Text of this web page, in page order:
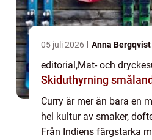
05 juli 2026 Anna Bergqvist
editorial,Mat- och
Skiduthyrning
Curry är mer än bara en
hel kultur av smaker,
Från Indiens färgstarka